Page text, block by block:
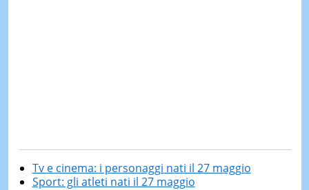
Tv e cinema: i personaggi nati il 27 maggio
Sport: gli atleti nati il 27 maggio